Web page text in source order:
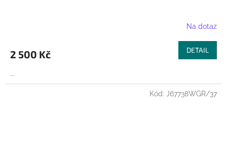
R
M
A
Na dotaz
2 500 Kč DETAIL
...
Kód: J67738WGR/37